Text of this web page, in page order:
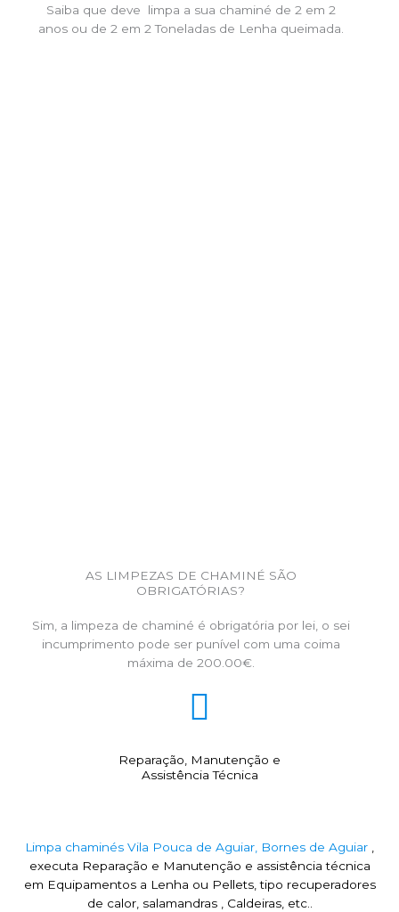
Saiba que deve limpa a sua chaminé de 2 em 2
anos ou de 2 em 2 Toneladas de Lenha queimada.
AS LIMPEZAS DE CHAMINÉ SÃO
OBRIGATÓRIAS?
Sim, a limpeza de chaminé é obrigatória por lei, o sei
incumprimento pode ser punível com uma coima
máxima de 200.00€.
Reparação, Manutenção e
Assistência Técnica
Limpa chaminés Vila Pouca de Aguiar, Bornes de Aguiar ,
executa Reparação e Manutenção e assistência técnica
em Equipamentos a Lenha ou Pellets, tipo recuperadores
de calor, salamandras , Caldeiras, etc..